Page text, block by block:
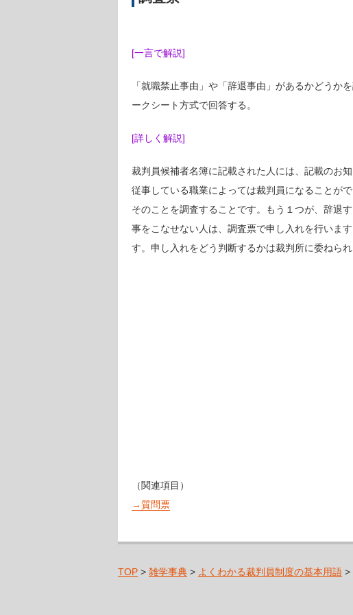
[一言で解説]
「就職禁止事由」や「辞退事由」があるかどうか
ークシート方式で回答する。
[詳しく解説]
裁判員候補者名簿に記載された人には、記載のお
従事している職業によっては裁判員になることが
そのことを調査することです。もう１つが、辞退
事をこなせない人は、調査票で申し入れを行いま
す。申し入れをどう判断するかは裁判所に委ねられ
（関連項目）
→質問票
TOP > 雑学事典 > よくわかる裁判員制度の基本用語 >